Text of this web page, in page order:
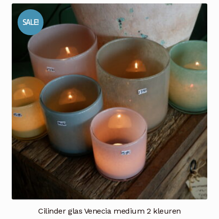
Cilinder glas Venecia medium 2 kleuren
SALE!